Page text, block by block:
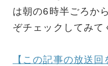
は朝の6時半ごろか
ぞチェックしてみて
【この記事の放送